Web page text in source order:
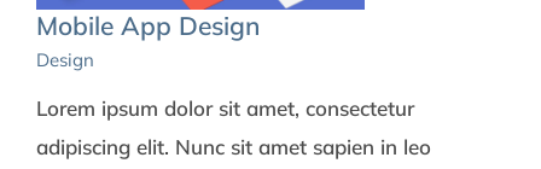
Mobile App Design
Design
Lorem ipsum dolor sit amet, consectetur
adipiscing elit. Nunc sit amet sapien in leo